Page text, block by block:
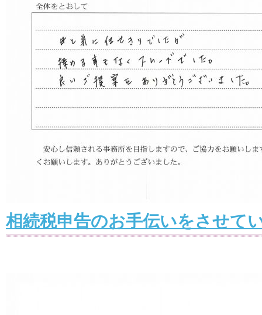
相続税申告のお手伝いをさせて